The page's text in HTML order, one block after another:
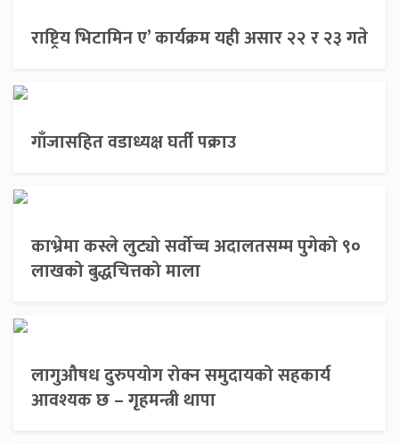
राष्ट्रिय भिटामिन ए’ कार्यक्रम यही असार २२ र २३ गते
गाँजासहित वडाध्यक्ष घर्ती पक्राउ
काभ्रेमा कस्ले लुट्यो सर्वोच्च अदालतसम्म पुगेको ९०
लाखको बुद्धचित्तको माला
लागुऔषध दुरुपयोग रोक्न समुदायको सहकार्य
आवश्यक छ – गृहमन्त्री थापा